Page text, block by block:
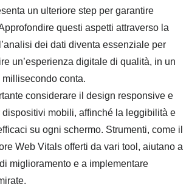
un ulteriore step per garantire
questi aspetti attraverso la
dei dati diventa essenziale per
un’esperienza digitale di qualità, in un
conta.
considerare il design responsive e
dispositivi mobili, affinché la leggibilità e
su ogni schermo. Strumenti, come il
Web Vitals offerti da vari tool, aiutano a
miglioramento e a implementare